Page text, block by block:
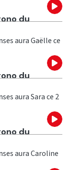
du
aura Gaëlle ce
du
aura Sara ce 2
du
aura Caroline